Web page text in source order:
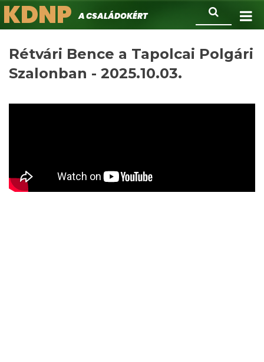
Ugrás
a
Keresés
KDNPA családokért.
Rétvári Bence a Tapolcai Polgári
Szalonban - 2025.10.03.